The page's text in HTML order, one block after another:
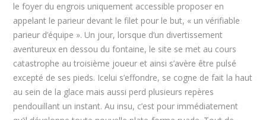
le foyer du engrois uniquement accessible proposer en
appelant le parieur devant le filet pour le but, « un vérifiable
parieur d’équipe ». Un jour, lorsque d’un divertissement
aventureux en dessou du fontaine, le site se met au cours
catastrophe au troisième joueur et ainsi s’avère être pulsé
excepté de ses pieds. Icelui s’effondre, se cogne de fait la haut
au sein de la glace mais aussi perd plusieurs repères
pendouillant un instant. Au insu, c’est pour immédiatement